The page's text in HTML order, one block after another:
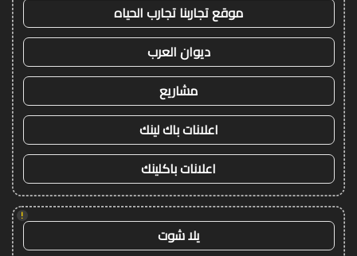
موقع تجاربنا تجارب الحياه
ديوان العرب
مشاريع
اعلانات باك لينك
اعلانات باكلينك
!
يلا شوت